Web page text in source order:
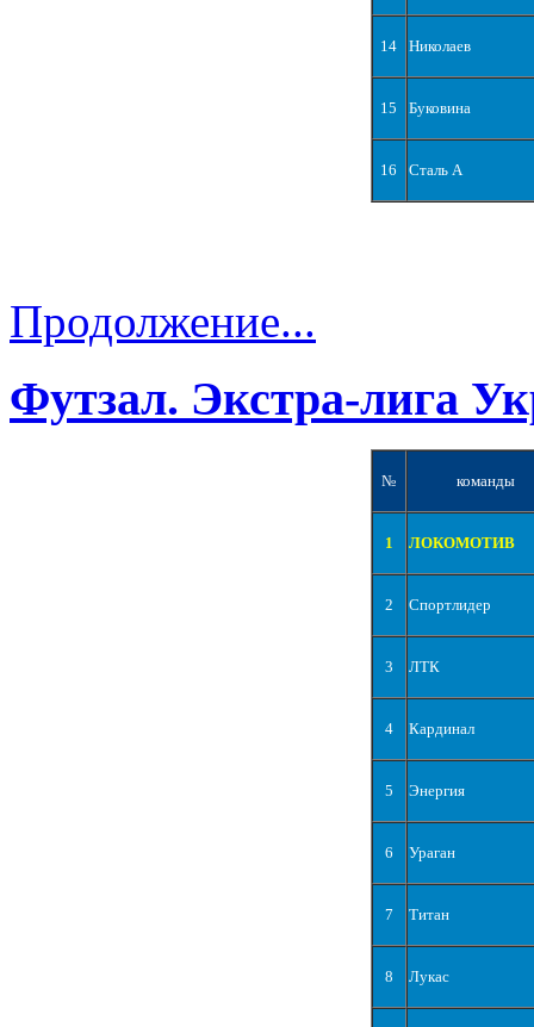
14 Николаев
15 Буковина
16 Сталь А
Продолжение...
Футзал. Экстра-лига
№ команды
1 ЛОКОМОТИВ
2 Спортлидер
3 ЛТК
4 Кардинал
5 Энергия
6 Ураган
7 Титан
8 Лукас